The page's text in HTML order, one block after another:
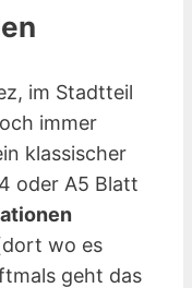
im Stadtteil
immer
klassischer
oder A5 Blatt
wo es
geht das